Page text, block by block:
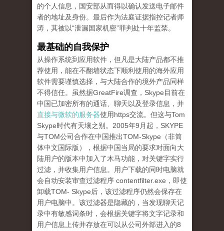
的个人信息，国安部从而得以确认发送电子邮件
者的地址及身份。最后作为法庭证据指控记者师
涛，其被以“泄漏国家机密”罪判处十年监禁。
最基础的自我保护
从操作系统到应用软件，但凡是大陆产品都不推
荐使用，能在不翻墙状态下顺利使用的海外应用
软件需要谨慎选择，与大陆合作的境外产品同样
不得信任。虽然据GreatFire调查，Skype目前在
中国已加密所有的通话、聊天以及登录信息，并
直接与微软的服务器使用https交流。但这与Tom
Skype时代有天壤之别。2005年9月起，SKYPE
与TOM公司合作在中国推出TOM-Skype（非简
体中文国际版），根据中国当局的要求对面向大
陆用户的版本中加入了木马功能，对关键字实行
过滤，并收集用户信息。用户下载的同时电脑就
会自动安装审查过滤程序 contentfilter.exe，即使
卸载TOM- Skype后，该过滤程序仍然会保存在
用户电脑中。该过滤器是隐藏的，当发现聊天记
录中有敏感词条时，会根据关键字将文字记录和
用户信息上传并存放在可以从公司外部进入的8